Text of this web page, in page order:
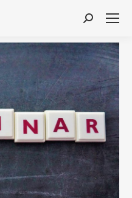
Search: